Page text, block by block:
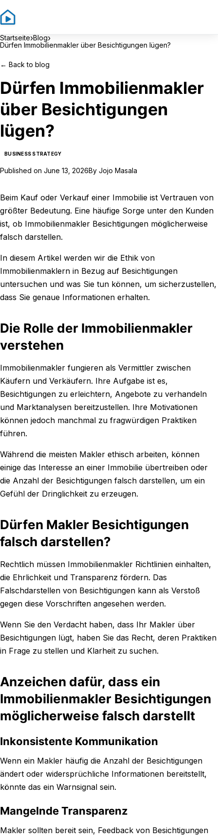
Startseite›Blog›
Dürfen Immobilienmakler über Besichtigungen lügen?
← Back to blog
Dürfen Immobilienmakler
über Besichtigungen
lügen?
BUSINESS STRATEGY
Published on June 13, 2026By Jojo Masala
Beim Kauf oder Verkauf einer Immobilie ist Vertrauen von
größter Bedeutung. Eine häufige Sorge unter den Kunden
ist, ob Immobilienmakler Besichtigungen möglicherweise
falsch darstellen.
In diesem Artikel werden wir die Ethik von
Immobilienmaklern in Bezug auf Besichtigungen
untersuchen und was Sie tun können, um sicherzustellen,
dass Sie genaue Informationen erhalten.
Die Rolle der Immobilienmakler
verstehen
Immobilienmakler fungieren als Vermittler zwischen
Käufern und Verkäufern. Ihre Aufgabe ist es,
Besichtigungen zu erleichtern, Angebote zu verhandeln
und Marktanalysen bereitzustellen. Ihre Motivationen
können jedoch manchmal zu fragwürdigen Praktiken
führen.
Während die meisten Makler ethisch arbeiten, können
einige das Interesse an einer Immobilie übertreiben oder
die Anzahl der Besichtigungen falsch darstellen, um ein
Gefühl der Dringlichkeit zu erzeugen.
Dürfen Makler Besichtigungen
falsch darstellen?
Rechtlich müssen Immobilienmakler Richtlinien einhalten,
die Ehrlichkeit und Transparenz fördern. Das
Falschdarstellen von Besichtigungen kann als Verstoß
gegen diese Vorschriften angesehen werden.
Wenn Sie den Verdacht haben, dass Ihr Makler über
Besichtigungen lügt, haben Sie das Recht, deren Praktiken
in Frage zu stellen und Klarheit zu suchen.
Anzeichen dafür, dass ein
Immobilienmakler Besichtigungen
möglicherweise falsch darstellt
Inkonsistente Kommunikation
Wenn ein Makler häufig die Anzahl der Besichtigungen
ändert oder widersprüchliche Informationen bereitstellt,
könnte das ein Warnsignal sein.
Mangelnde Transparenz
Makler sollten bereit sein, Feedback von Besichtigungen